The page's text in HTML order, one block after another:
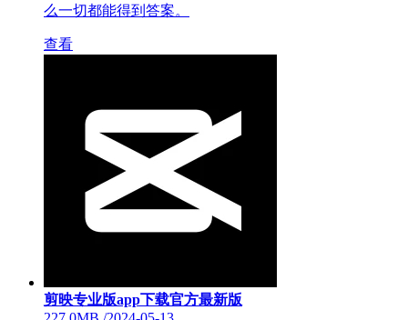
么一切都能得到答案。
查看
剪映专业版app下载官方最新版